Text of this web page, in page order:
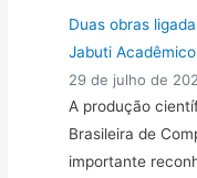
Duas obras
Jabuti
29 de julho de
A produção
Brasileira de
importante